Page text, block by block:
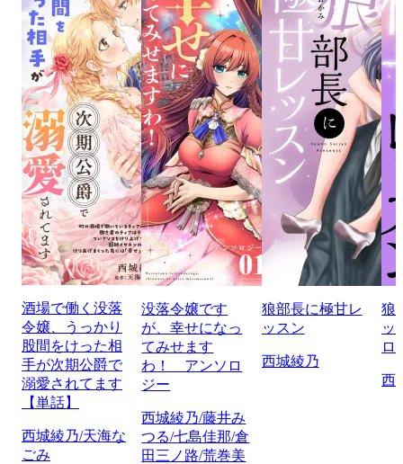
酒場で働く没落
令嬢、うっかり
股間をけった相
手が次期公爵で
溺愛されてます
【単話】
西城綾乃/天海な
ごみ
没落令嬢です
が、幸せになっ
てみせます
わ！ アンソロ
ジー
西城綾乃/藤井み
つる/七島佳那/倉
田三ノ路/荒巻美
狼部長に極甘レ
ッスン
西城綾乃
狼
ッ
ロ
西